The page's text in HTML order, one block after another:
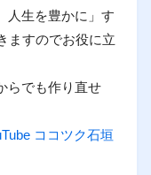
人生を豊かに」す
ますのでお役に立
らでも作り直せ
ココツク石垣